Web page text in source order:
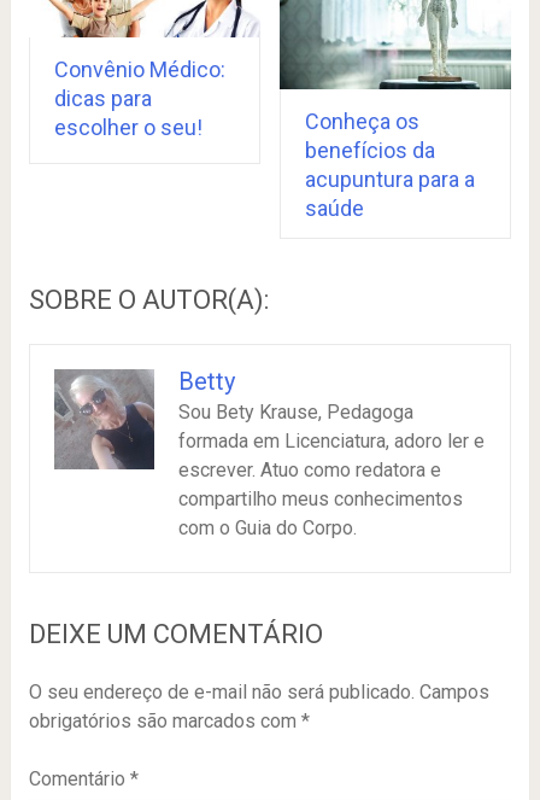
Convênio Médico:
dicas para
escolher o seu!
Conheça os
benefícios da
acupuntura para a
saúde
SOBRE O AUTOR(A):
Betty
Sou Bety Krause, Pedagoga
formada em Licenciatura, adoro ler e
escrever. Atuo como redatora e
compartilho meus conhecimentos
com o Guia do Corpo.
DEIXE UM COMENTÁRIO
O seu endereço de e-mail não será publicado. Campos
obrigatórios são marcados com *
Comentário *